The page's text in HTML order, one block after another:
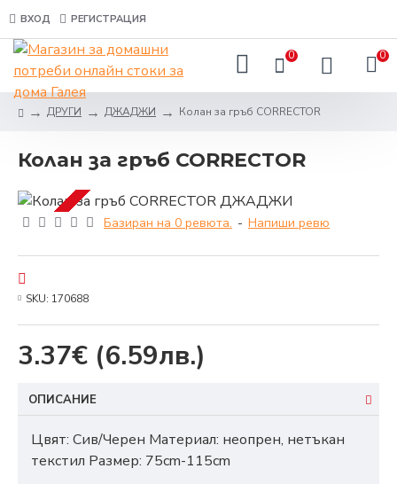
ВХОД РЕГИСТРАЦИЯ
0 0
ДРУГИ ДЖАДЖИ Колан за гръб CORRECTOR
Колан за гръб CORRECTOR
Базиран на 0 ревюта. - Напиши ревю
3.37€ (6.59лв.)
SKU: 170688
ОПИСАНИЕ
Цвят: Сив/Черен Материал: неопрен, нетъкан
текстил Размер: 75cm-115cm